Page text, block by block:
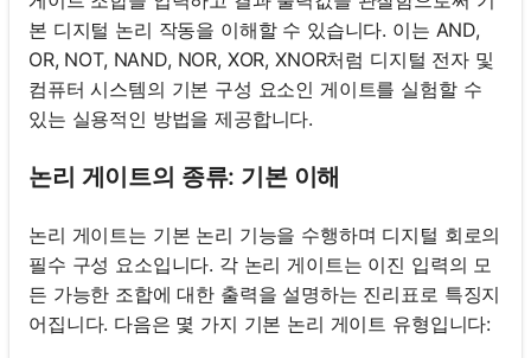
본 디지털 논리 작동을 이해할 수 있습니다. 이는 AND,
OR, NOT, NAND, NOR, XOR, XNOR처럼 디지털 전자 및
컴퓨터 시스템의 기본 구성 요소인 게이트를 실험할 수
있는 실용적인 방법을 제공합니다.
논리 게이트의 종류: 기본 이해
논리 게이트는 기본 논리 기능을 수행하며 디지털 회로의
필수 구성 요소입니다. 각 논리 게이트는 이진 입력의 모
든 가능한 조합에 대한 출력을 설명하는 진리표로 특징지
어집니다. 다음은 몇 가지 기본 논리 게이트 유형입니다: